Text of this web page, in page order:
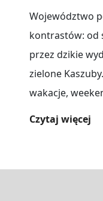
Województwo
kontrastów: od
przez dzikie
zielone
wakacje,
Czytaj więcej